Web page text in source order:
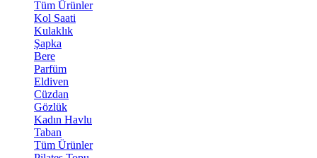
Tüm Ürünler
Kol Saati
Kulaklık
Şapka
Bere
Parfüm
Eldiven
Cüzdan
Gözlük
Kadın Havlu
Taban
Tüm Ürünler